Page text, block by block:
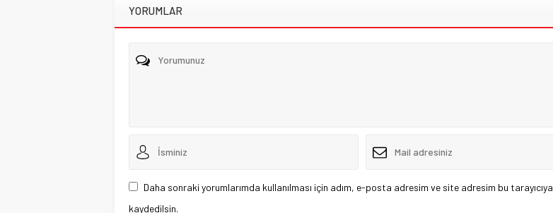
YORUMLAR
Daha sonraki yorumlarımda kullanılması için adım, e-posta adresim ve site adresim bu tarayıcıya
kaydedilsin.